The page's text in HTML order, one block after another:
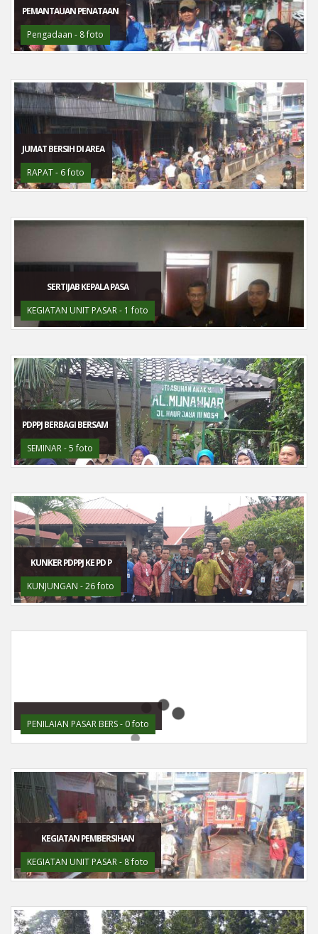
PEMANTAUAN PENATAAN
Pengadaan - 8 foto
JUMAT BERSIH DI AREA
RAPAT - 6 foto
SERTIJAB KEPALA PASA
KEGIATAN UNIT PASAR - 1 foto
PDPPJ BERBAGI BERSAM
SEMINAR - 5 foto
KUNKER PDPPJ KE PD P
KUNJUNGAN - 26 foto
PENILAIAN PASAR BERS - 0 foto
KEGIATAN PEMBERSIHAN
KEGIATAN UNIT PASAR - 8 foto